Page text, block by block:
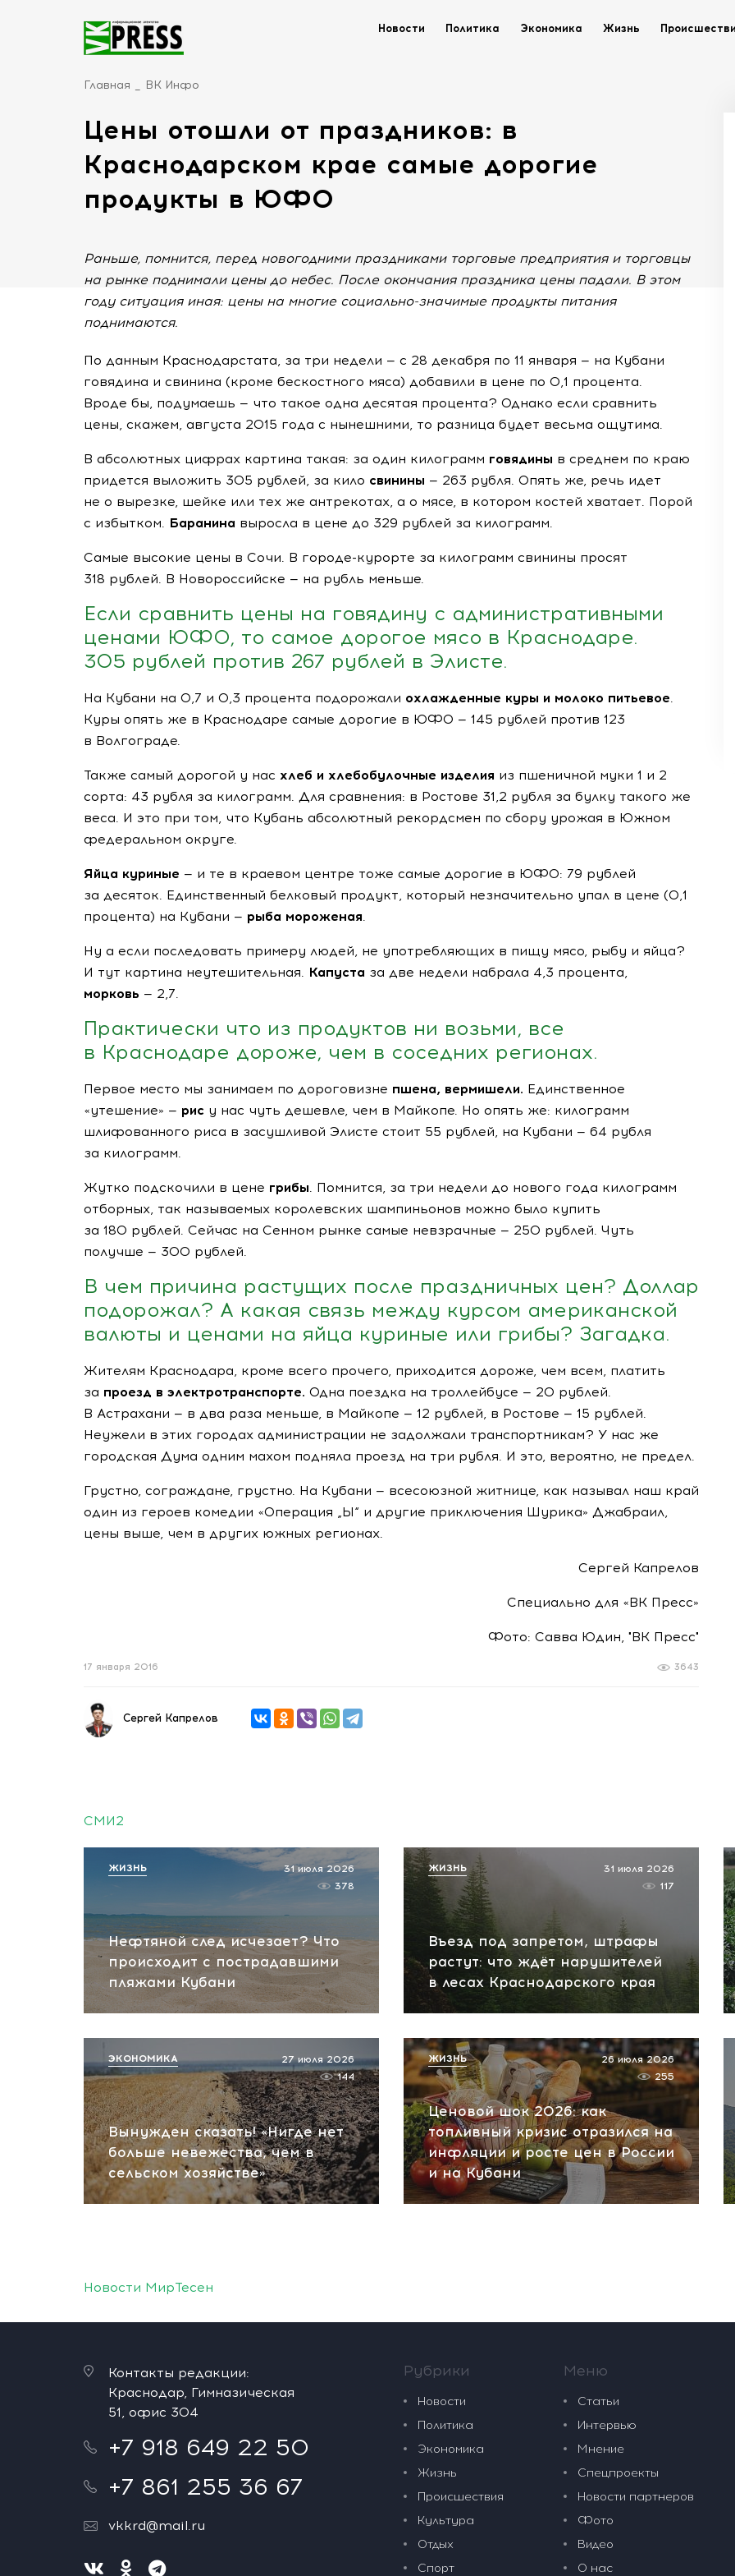
Новости Политика Экономика Жизнь
Главная ВК Инфо
Цены отошли от праздников: в
Краснодарском крае самые дорогие
продукты в ЮФО
Раньше, помнится, перед новогодними праздниками торговые предприятия и торговцы
на рынке поднимали цены до небес. После окончания праздника цены падали. В этом
году ситуация иная: цены на многие социально-значимые продукты питания
поднимаются.
По данным Краснодарстата, за три недели — с 28 декабря по 11 января — на Кубани
говядина и свинина (кроме бескостного мяса) добавили в цене по 0,1 процента.
Вроде бы, подумаешь — что такое одна десятая процента? Однако если сравнить
цены, скажем, августа 2015 года с нынешними, то разница будет весьма ощутима.
В абсолютных цифрах картина такая: за один килограмм говядины в среднем по краю
придется выложить 305 рублей, за кило свинины — 263 рубля. Опять же, речь идет
не о вырезке, шейке или тех же антрекотах, а о мясе, в котором костей хватает. Порой
с избытком. Баранина выросла в цене до 329 рублей за килограмм.
Самые высокие цены в Сочи. В городе-курорте за килограмм свинины просят
318 рублей. В Новороссийске — на рубль меньше.
Если сравнить цены на говядину с административными
ценами ЮФО, то самое дорогое мясо в Краснодаре.
305 рублей против 267 рублей в Элисте.
На Кубани на 0,7 и 0,3 процента подорожали охлажденные куры и молоко питьевое.
Куры опять же в Краснодаре самые дорогие в ЮФО — 145 рублей против 123
в Волгограде.
Также самый дорогой у нас хлеб и хлебобулочные изделия из пшеничной муки 1 и 2
сорта: 43 рубля за килограмм. Для сравнения: в Ростове 31,2 рубля за булку такого же
веса. И это при том, что Кубань абсолютный рекордсмен по сбору урожая в Южном
федеральном округе.
Яйца куриные — и те в краевом центре тоже самые дорогие в ЮФО: 79 рублей
за десяток. Единственный белковый продукт, который незначительно упал в цене (0,1
процента) на Кубани — рыба мороженая.
Ну а если последовать примеру людей, не употребляющих в пищу мясо, рыбу и яйца?
И тут картина неутешительная. Капуста за две недели набрала 4,3 процента,
морковь — 2,7.
Практически что из продуктов ни возьми, все
в Краснодаре дороже, чем в соседних регионах.
Первое место мы занимаем по дороговизне пшена, вермишели. Единственное
«утешение» — рис у нас чуть дешевле, чем в Майкопе. Но опять же: килограмм
шлифованного риса в засушливой Элисте стоит 55 рублей, на Кубани — 64 рубля
за килограмм.
Жутко подскочили в цене грибы. Помнится, за три недели до нового года килограмм
отборных, так называемых королевских шампиньонов можно было купить
за 180 рублей. Сейчас на Сенном рынке самые невзрачные — 250 рублей. Чуть
получше — 300 рублей.
В чем причина растущих после праздничных цен? Доллар
подорожал? А какая связь между курсом американской
валюты и ценами на яйца куриные или грибы? Загадка.
Жителям Краснодара, кроме всего прочего, приходится дороже, чем всем, платить
за проезд в электротранспорте. Одна поездка на троллейбусе — 20 рублей.
В Астрахани — в два раза меньше, в Майкопе — 12 рублей, в Ростове — 15 рублей.
Неужели в этих городах администрации не задолжали транспортникам? У нас же
городская Дума одним махом подняла проезд на три рубля. И это, вероятно, не предел.
Грустно, сограждане, грустно. На Кубани — всесоюзной житнице, как называл наш край
один из героев комедии «Операция „Ы“ и другие приключения Шурика» Джабраил,
цены выше, чем в других южных регионах.
Сергей Капрелов
Специально для «ВК Пресс»
Фото: Савва Юдин, "ВК Пресс"
3643
17 января 2016
Сергей Капрелов
СМИ2
Нефтяной след исчезает? Что
происходит с пострадавшими
пляжами Кубани
31 июля 2026
378
ЖИЗНЬ
Въезд под запретом, штрафы
растут: что ждёт нарушителей
в лесах Краснодарского края
31 июля 2026
117
ЖИЗНЬ
Вынужден сказать! «Нигде нет
больше невежества, чем в
сельском хозяйстве»
27 июля 2026
144
ЭКОНОМИКА
Ценовой шок 2026: как
топливный кризис отразился на
инфляции и росте цен в России
и на Кубани
26 июля 2026
255
ЖИЗНЬ
Новости МирТесен
Контакты редакции:
Краснодар, Гимназическая
51, офис 304
+7 918 649 22 50
+7 861 255 36 67
vkkrd@mail.ru
Рубрики
Новости
Политика
Экономика
Жизнь
Происшествия
Культура
Отдых
Спорт
Меню
Статьи
Интервью
Мнение
Спецпроекты
Новости партнеров
Фото
Видео
О нас